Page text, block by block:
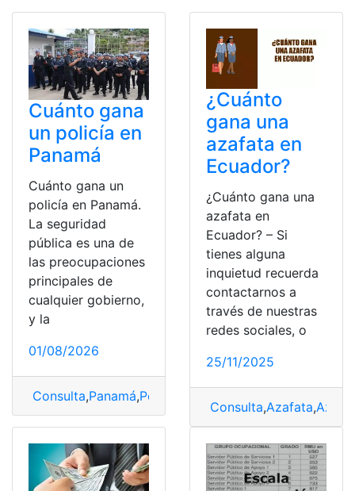
Cuánto gana
un policía en
Panamá
Cuánto gana un
policía en Panamá.
La seguridad
pública es una de
las preocupaciones
principales de
cualquier gobierno,
y la
01/08/2026
Consulta,Panamá,Policía
¿Cuánto
gana una
azafata en
Ecuador?
¿Cuánto gana una
azafata en
Ecuador? – Si
tienes alguna
inquietud recuerda
contactarnos a
través de nuestras
redes sociales, o
25/11/2025
Consulta,Azafata,